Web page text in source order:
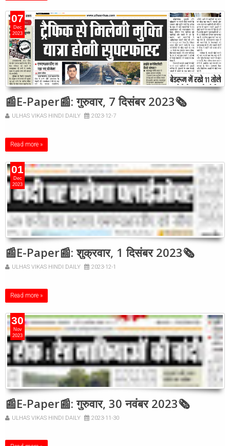
07
Dec
2023
📰E-Paper📰: गुरुवार, 7 दिसंबर 2023🗞
ULHAS VIKAS HINDI DAILY 2023-12-7
Read more »
01
Dec
2023
📰E-Paper📰: शुक्रवार, 1 दिसंबर 2023🗞
ULHAS VIKAS HINDI DAILY 2023-12-1
Read more »
30
Nov
2023
📰E-Paper📰: गुरुवार, 30 नवंबर 2023🗞
ULHAS VIKAS HINDI DAILY 2023-11-30